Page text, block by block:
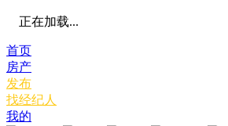
正在加载...
首页
房产
发布
找经纪人
我的